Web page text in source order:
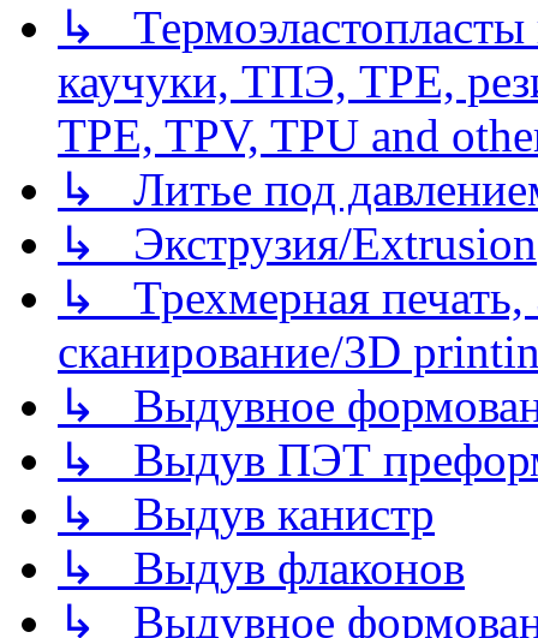
↳
каучуки, ТПЭ, TPE,
TPE, TPV, TPU and
↳ Литье под
↳ Экструзия/Extrusion
↳ Трехмерная
сканирование/3D
↳ Выдувное
↳ Выдув ПЭТ
↳ Выдув канистр
↳ Выдув флаконов
↳ Выдувное